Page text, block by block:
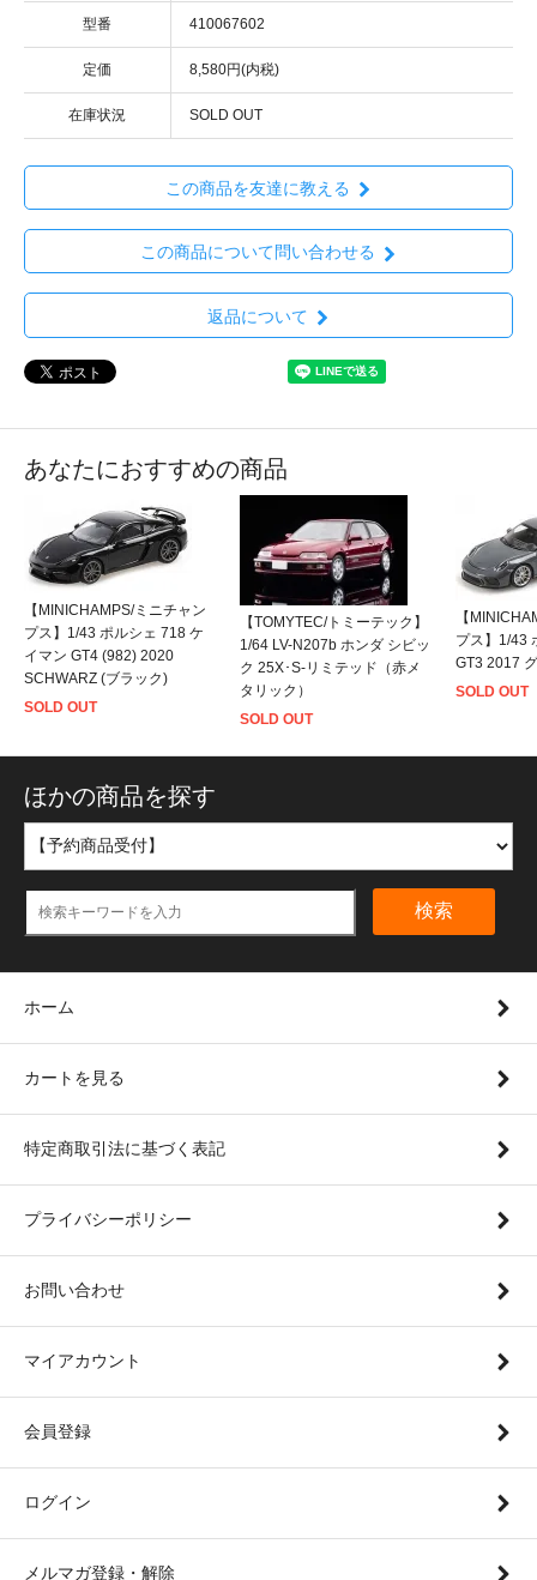
型番 410067602
定価 8,580円(内税)
在庫状況 SOLD OUT
この商品を友達に教える
この商品について問い合わせる
返品について
あなたにおすすめの商品
【MINICHAMPS/ミニチャン
プス】1/43 ポルシェ 718 ケ
イマン GT4 (982) 2020
SCHWARZ (ブラック)
SOLD OUT
【TOMYTEC/トミーテック】
1/64 LV-N207b ホンダ シビッ
ク 25X･S-リミテッド（赤メ
タリック）
SOLD OUT
【
プス】1/43
GT3 2017
SOLD OUT
ほかの商品を探す
検索
ホーム
カートを見る
特定商取引法に基づく表記
プライバシーポリシー
お問い合わせ
マイアカウント
会員登録
ログイン
メルマガ登録・解除